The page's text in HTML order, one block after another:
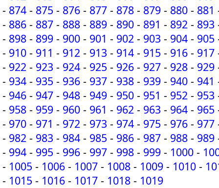
- 874 - 875 - 876 - 877 - 878 - 879 - 880 - 881
- 886 - 887 - 888 - 889 - 890 - 891 - 892 - 893
- 898 - 899 - 900 - 901 - 902 - 903 - 904 - 905
- 910 - 911 - 912 - 913 - 914 - 915 - 916 - 917
- 922 - 923 - 924 - 925 - 926 - 927 - 928 - 929
- 934 - 935 - 936 - 937 - 938 - 939 - 940 - 941
- 946 - 947 - 948 - 949 - 950 - 951 - 952 - 953
- 958 - 959 - 960 - 961 - 962 - 963 - 964 - 965
- 970 - 971 - 972 - 973 - 974 - 975 - 976 - 977
- 982 - 983 - 984 - 985 - 986 - 987 - 988 - 989
- 994 - 995 - 996 - 997 - 998 - 999 - 1000 -
- 1005 - 1006 - 1007 - 1008 - 1009 - 1010 -
- 1015 - 1016 - 1017 - 1018 - 1019